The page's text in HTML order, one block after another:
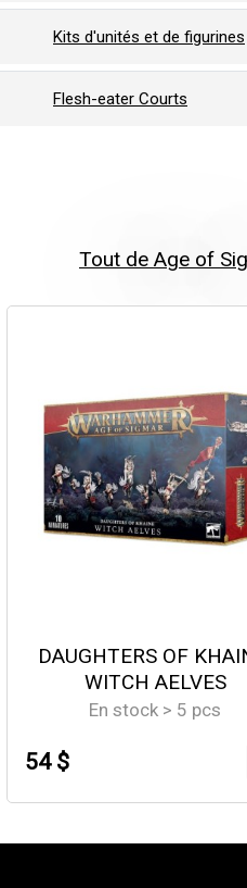
Kits d'unités et de figurines
Flesh-eater Courts
Tout de Age of
DAUGHTERS OF
WITCH AELVES
En stock > 5 pcs
54 $